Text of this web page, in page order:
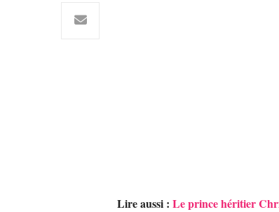
Lire aussi : Le prince héritier